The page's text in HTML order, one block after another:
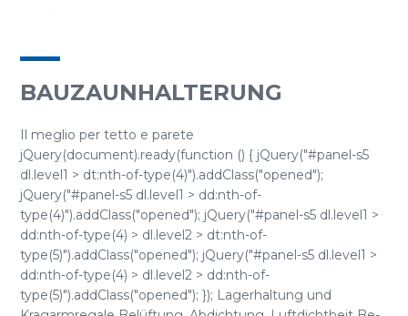
BAUZAUNHALTERUNG
Il meglio per tetto e parete
jQuery(document).ready(function () { jQuery("#panel-s5
dl.level1 > dt:nth-of-type(4)").addClass("opened");
jQuery("#panel-s5 dl.level1 > dd:nth-of-
type(4)").addClass("opened"); jQuery("#panel-s5 dl.level1 >
dd:nth-of-type(4) > dl.level2 > dt:nth-of-
type(5)").addClass("opened"); jQuery("#panel-s5 dl.level1 >
dd:nth-of-type(4) > dl.level2 > dd:nth-of-
type(5)").addClass("opened"); }); Lagerhaltung und